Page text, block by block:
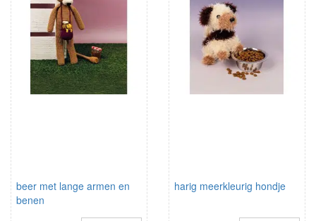
beer met lange armen en
benen
harig meerkleurig hondje